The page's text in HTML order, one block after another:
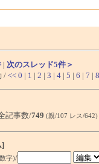
| 次のスレッド5件＞
/ << 0 | 1 | 2 | 3 | 4 | 5 | 6 | 7 | 8
記事数/749 (親/107 レス/642)
]
字)/